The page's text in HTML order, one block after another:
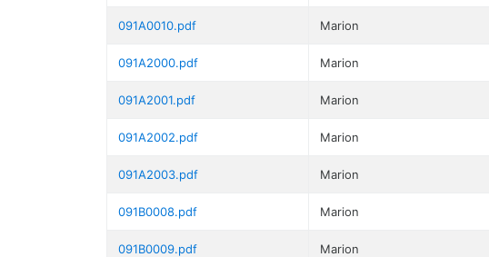
091A0010.pdf Marion
091A2000.pdf Marion
091A2001.pdf Marion
091A2002.pdf Marion
091A2003.pdf Marion
091B0008.pdf Marion
091B0009.pdf Marion